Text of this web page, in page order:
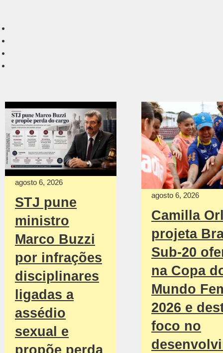
agosto 6, 2026
STJ pune
ministro
Marco Buzzi
por infrações
disciplinares
ligadas a
assédio
sexual e
propõe perda
agosto 6, 2026
Camilla
projeta
Sub-20
na Copa
Mundo
2026 e
foco no